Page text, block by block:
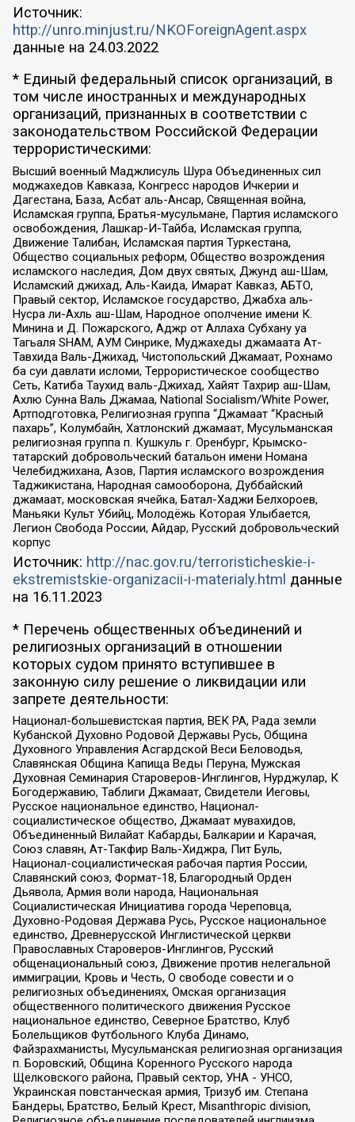
Источник:
http://unro.minjust.ru/NKOForeignAgent.aspx
данные на 24.03.2022
* Единый федеральный список организаций, в
том числе иностранных и международных
организаций, признанных в соответствии с
законодательством Российской Федерации
террористическими:
Высший военный Маджлисуль Шура Объединенных сил
моджахедов Кавказа, Конгресс народов Ичкерии и
Дагестана, База, Асбат аль-Ансар, Священная война,
Исламская группа, Братья-мусульмане, Партия исламского
освобождения, Лашкар-И-Тайба, Исламская группа,
Движение Талибан, Исламская партия Туркестана,
Общество социальных реформ, Общество возрождения
исламского наследия, Дом двух святых, Джунд аш-Шам,
Исламский джихад, Аль-Каида, Имарат Кавказ, АБТО,
Правый сектор, Исламское государство, Джабха аль-
Нусра ли-Ахль аш-Шам, Народное ополчение имени К.
Минина и Д. Пожарского, Аджр от Аллаха Субхану уа
Тагьаля SHAM, АУМ Синрике, Муджахеды джамаата Ат-
Тавхида Валь-Джихад, Чистопольский Джамаат, Рохнамо
ба суи давлати исломи, Террористическое сообщество
Сеть, Катиба Таухид валь-Джихад, Хайят Тахрир аш-Шам,
Ахлю Сунна Валь Джамаа, National Socialism/White Power,
Артподготовка, Религиозная группа “Джамаат “Красный
пахарь”, Колумбайн, Хатлонский джамаат, Мусульманская
религиозная группа п. Кушкуль г. Оренбург, Крымско-
татарский добровольческий батальон имени Номана
Челебиджихана, Азов, Партия исламского возрождения
Таджикистана, Народная самооборона, Дуббайский
джамаат, московская ячейка, Батал-Хаджи Белхороев,
Маньяки Культ Убийц, Молодёжь Которая Улыбается,
Легион Свобода России, Айдар, Русский добровольческий
корпус
Источник: http://nac.gov.ru/terroristicheskie-i-
ekstremistskie-organizacii-i-materialy.html данные
на 16.11.2023
* Перечень общественных объединений и
религиозных организаций в отношении
которых судом принято вступившее в
законную силу решение о ликвидации или
запрете деятельности:
Национал-большевистская партия, ВЕК РА, Рада земли
Кубанской Духовно Родовой Державы Русь, Община
Духовного Управления Асгардской Веси Беловодья,
Славянская Община Капища Веды Перуна, Мужская
Духовная Семинария Староверов-Инглингов, Нурджулар, К
Богодержавию, Таблиги Джамаат, Свидетели Иеговы,
Русское национальное единство, Национал-
социалистическое общество, Джамаат мувахидов,
Объединенный Вилайат Кабарды, Балкарии и Карачая,
Союз славян, Ат-Такфир Валь-Хиджра, Пит Буль,
Национал-социалистическая рабочая партия России,
Славянский союз, Формат-18, Благородный Орден
Дьявола, Армия воли народа, Национальная
Социалистическая Инициатива города Череповца,
Духовно-Родовая Держава Русь, Русское национальное
единство, Древнерусской Инглистической церкви
Православных Староверов-Инглингов, Русский
общенациональный союз, Движение против нелегальной
иммиграции, Кровь и Честь, О свободе совести и о
религиозных объединениях, Омская организация
общественного политического движения Русское
национальное единство, Северное Братство, Клуб
Болельщиков Футбольного Клуба Динамо,
Файзрахманисты, Мусульманская религиозная организация
п. Боровский, Община Коренного Русского народа
Щелковского района, Правый сектор, УНА - УНСО,
Украинская повстанческая армия, Тризуб им. Степана
Бандеры, Братство, Белый Крест, Misanthropic division,